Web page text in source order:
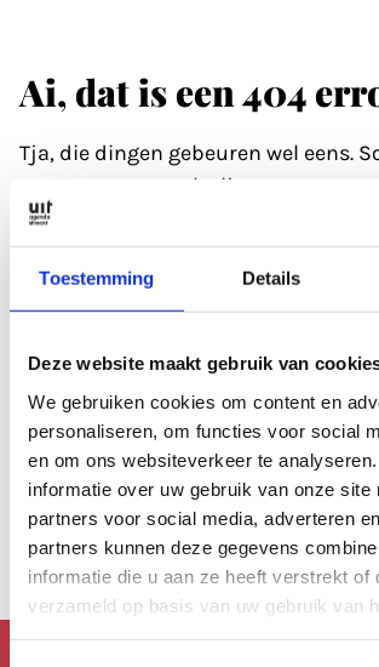
Toestemming Details
Deze website maakt gebruik van
We gebruiken cookies om content en
personaliseren, om functies voor social
en om ons websiteverkeer te
informatie over uw gebruik van onze site
partners voor social media, adverteren
partners kunnen deze gegevens
informatie die u aan ze heeft verstrekt of
verzameld op basis van uw gebruik van
Ai, dat is een 404
Tja, die dingen gebeuren wel eens.
gewoon even wat kwijt.
even een 'hickup'.
Anders kan je altijd even de
Ofbekijk de agenda , die is altijd wel
Of lees een artikel uitons archief.
Anders kan je altijd terug naar de